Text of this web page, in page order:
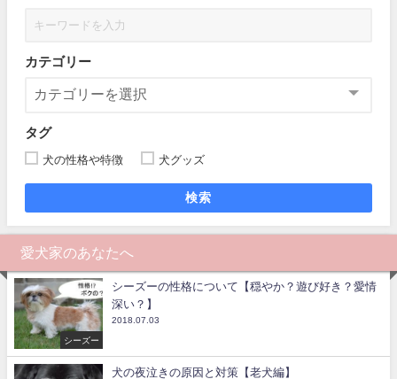
カテゴリー
タグ
犬の性格や特徴 犬グッズ
検索
愛犬家のあなたへ
シーズー
シーズーの性格について【穏やか？遊び好き？愛情
深い？】
2018.07.03
犬の夜泣きの原因と対策【老犬編】